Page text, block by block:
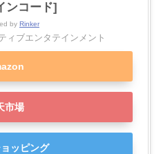
ンコード]
by Rinker
ィブエンタテインメント
市場
ッピング